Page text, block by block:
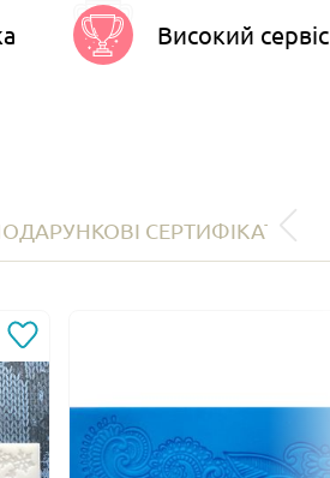
Високий сервіс
СЕРТИФІКАТИ